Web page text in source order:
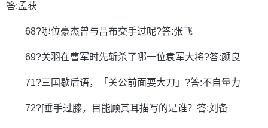
答:孟获
68?哪位豪杰曾与吕布交手过呢?答:张飞
69?关羽在曹军时先斩杀了哪一位袁军大将?答:颜良
71?三国歇后语，「关公前面耍大刀」?答:不自量力
72?[垂手过膝，目能顾其耳描写的是谁？答:刘备